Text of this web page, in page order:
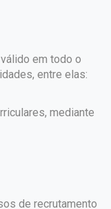
em todo o
entre elas:
mediante
de recrutamento